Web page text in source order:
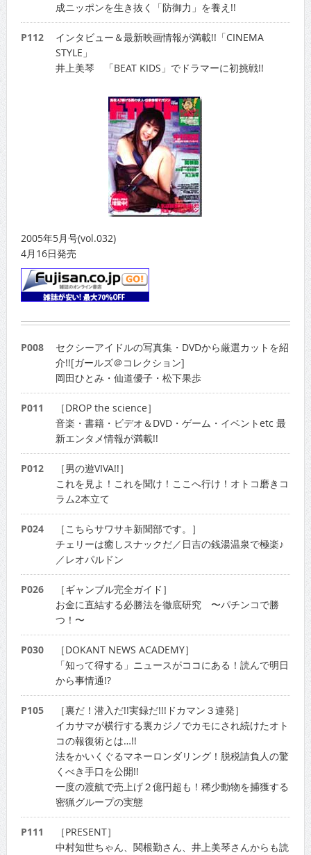
成ニッポンを生き抜く「防御力」を養え!!
P112
インタビュー＆最新映画情報が満載!!「CINEMA
STYLE」
井上美琴 「BEAT KIDS」でドラマーに初挑戦!!
2005年5月号(vol.032)
4月16日発売
P008
セクシーアイドルの写真集・DVDから厳選カットを紹
介!![ガールズ＠コレクション]
岡田ひとみ・仙道優子・松下果歩
P011
［DROP the science］
音楽・書籍・ビデオ＆DVD・ゲーム・イベントetc 最
新エンタメ情報が満載!!
P012
［男の遊VIVA!!］
これを見よ！これを聞け！ここへ行け！オトコ磨きコ
ラム2本立て
P024
［こちらサワサキ新聞部です。］
チェリーは癒しスナックだ／日吉の銭湯温泉で極楽♪
／レオパルドン
P026
［ギャンブル完全ガイド］
お金に直結する必勝法を徹底研究 〜パチンコで勝
つ！〜
P030
［DOKANT NEWS ACADEMY］
「知って得する」ニュースがココにある！読んで明日
から事情通!?
P105
［裏だ！潜入だ!!実録だ!!!ドカマン３連発］
イカサマが横行する裏カジノでカモにされ続けたオト
コの報復術とは…!!
法をかいくぐるマネーロンダリング！脱税請負人の驚
くべき手口を公開!!
一度の渡航で売上げ２億円超も！稀少動物を捕獲する
密猟グループの実態
P111
［PRESENT］
中村知世ちゃん、関根勤さん、井上美琴さんからも読